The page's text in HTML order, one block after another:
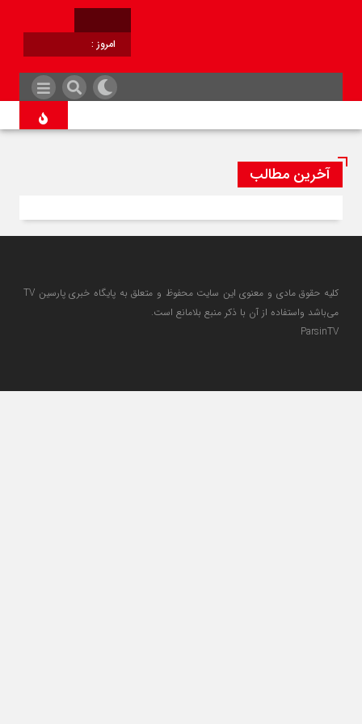
امروز :
آخرین مطالب
کلیه حقوق مادی و معنوی این سایت محفوظ و متعلق به پایگاه خبری پارسین TV
می‌باشد واستفاده از آن با ذکر منبع بلامانع است.
ParsinTV